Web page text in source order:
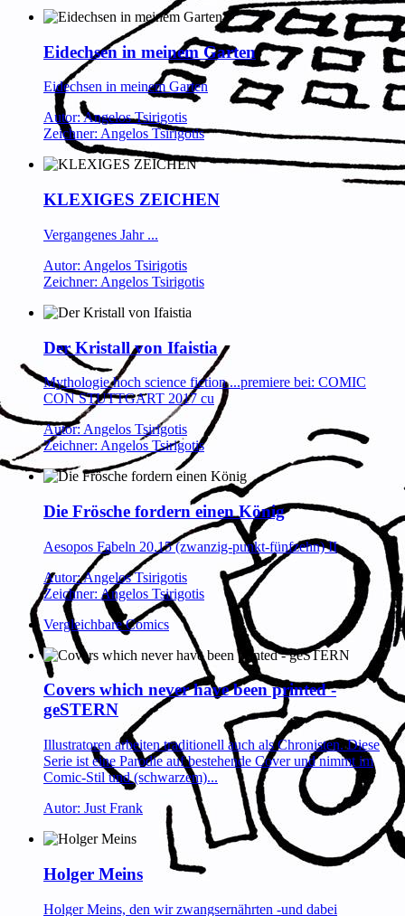
Eidechsen in meinem Garten
Eidechsen in meinem Garten
Autor: Angelos Tsirigotis
Zeichner: Angelos Tsirigotis
KLEXIGES ZEICHEN
Vergangenes Jahr ...
Autor: Angelos Tsirigotis
Zeichner: Angelos Tsirigotis
Der Kristall von Ifaistia
Mythologie hoch science fiction ...premiere bei: COMIC
CON STUTTGART 2017 cu
Autor: Angelos Tsirigotis
Zeichner: Angelos Tsirigotis
Die Frösche fordern einen König
Aesopos Fabeln 20.15 (zwanzig-punkt-fünfzehn) II
Autor: Angelos Tsirigotis
Zeichner: Angelos Tsirigotis
Vergleichbare Comics
Covers which never have been printed -
geSTERN
Illustratoren arbeiten traditionell auch als Chronisten. Diese
Serie ist eine Parodie auf bestehende Cover und nimmt im
Comic-Stil und (schwarzem)...
Autor: Just Frank
Holger Meins
Holger Meins, den wir zwangsernährten -und dabei